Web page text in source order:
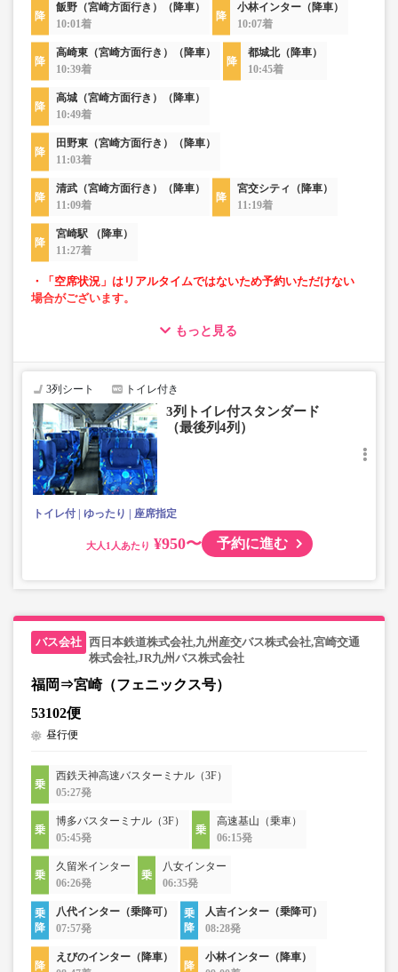
飯野（宮崎方面行き）（降車）
10:01着
小林インター（降車）
10:07着
高崎東（宮崎方面行き）（降車）
10:39着
都城北（降車）
10:45着
高城（宮崎方面行き）（降車）
10:49着
田野東（宮崎方面行き）（降車）
11:03着
清武（宮崎方面行き）（降車）
11:09着
宮交シティ（降車）
11:19着
宮崎駅 （降車）
11:27着
・「空席状況」はリアルタイムではないため予約いただけない
場合がございます。
・車内トイレ完備で長旅でも安心。※車両により異なりま
・3列シートでゆったり快適なバス旅を。（最後尾は4列）
・車内は常時換気し、清掃・除菌を徹底。
もっと見る
3列シート トイレ付き
3列トイレ付スタンダード
（最後列4列）
トイレ付 ゆったり 座席指定
大人 ¥950〜 予約に進む
西日本鉄道株式会社,九州産交バス株式会社,宮崎交通
株式会社,JR九州バス株式会社
福岡⇒宮崎（フェニックス号）
53102便
昼行便
西鉄天神高速バスターミナル（3F）
05:27発
博多バスターミナル（3F）
05:45発
高速基山（乗車）
06:15発
久留米インター
06:26発
八女インター
06:35発
八代インター（乗降可）
07:57発
人吉インター（乗降可）
08:28発
えびのインター（降車）
小林インター（降車）